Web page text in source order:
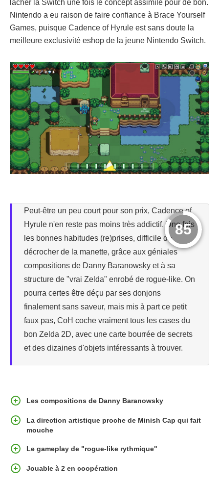
lâcher la Switch une fois le concept assimilé pour de bon.
Nintendo a eu raison de faire confiance à Brace Yourself
Games, puisque Cadence of Hyrule est sans doute la
meilleure exclusivité eshop de la jeune Nintendo Switch.
85
Peut-être un peu court pour son prix, Cadence of
Hyrule n'en reste pas moins très addictif. Une fois
les bonnes habitudes (re)prises, difficile de
décrocher de la manette, grâce aux géniales
compositions de Danny Baranowsky et à sa
structure de "vrai Zelda" enrobé de rogue-like. On
pourra certes être déçu par ses donjons
finalement sans saveur, mais mis à part ce petit
faux pas, CoH coche vraiment tous les cases du
bon Zelda 2D, avec une carte bourrée de secrets
et des dizaines d'objets intéressants à trouver.
Les compositions de Danny Baranowsky
La direction artistique proche de Minish Cap qui fait
mouche
Le gameplay de "rogue-like rythmique"
Jouable à 2 en coopération